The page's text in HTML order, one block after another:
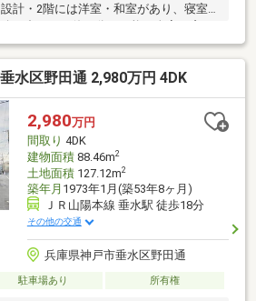
計・2階には洋室・和室があり、寝室や
に合わせて使い分け可能・全室に窓が
された設計・延床面積 約58.89㎡（1階
コンパクトな戸建て・現況空家につ
しが可能・東垂水小学校まで約300mで
で約850mで通学も安心・山陽電鉄「滝
平坦地に立地し、生活動線も快適
水区野田通 2,980万円 4DK
2,980万円
間取り 4DK
建物面積88.46m2
土地面積127.12m2
築年月 1973年1月(築53年8ヶ月)
ＪＲ山陽本線 垂水駅 徒歩18分
その他の交通
兵庫県神戸市垂水区野田通
駐車場あり 所有権